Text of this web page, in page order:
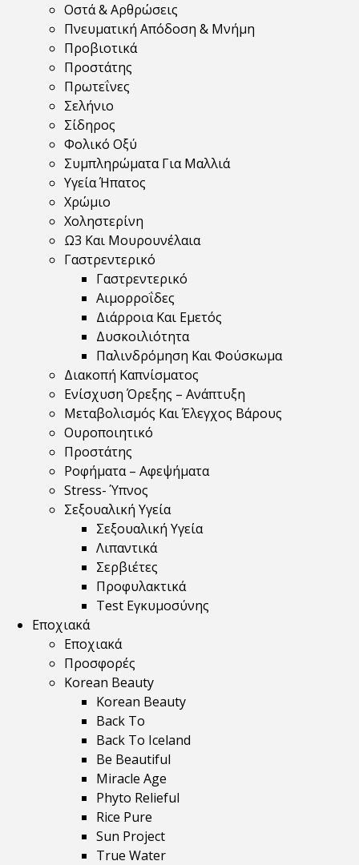
Οστά & Αρθρώσεις
Πνευματική Απόδοση & Μνήμη
Προβιοτικά
Προστάτης
Πρωτεΐνες
Σελήνιο
Σίδηρος
Φολικό Οξύ
Συμπληρώματα Για Μαλλιά
Υγεία Ήπατος
Χρώμιο
Χοληστερίνη
Ω3 Και Μουρουνέλαια
Γαστρεντερικό
Γαστρεντερικό
Αιμορροΐδες
Διάρροια Και Εμετός
Δυσκοιλιότητα
Παλινδρόμηση Και Φούσκωμα
Διακοπή Καπνίσματος
Ενίσχυση Όρεξης – Ανάπτυξη
Μεταβολισμός Και Έλεγχος Βάρους
Ουροποιητικό
Προστάτης
Ροφήματα – Αφεψήματα
Stress- Ύπνος
Σεξουαλική Υγεία
Σεξουαλική Υγεία
Λιπαντικά
Σερβιέτες
Προφυλακτικά
Test Εγκυμοσύνης
Εποχιακά
Εποχιακά
Προσφορές
Korean Beauty
Korean Beauty
Back To
Back To Iceland
Be Beautiful
Miracle Age
Phyto Relieful
Rice Pure
Sun Project
True Water